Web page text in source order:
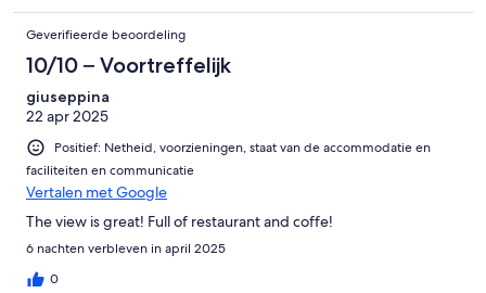
Geverifieerde beoordeling
10/10 – Voortreffelijk
giuseppina
22 apr 2025
Positief: Netheid, voorzieningen, staat van de accommodatie en
faciliteiten en communicatie
Vertalen met Google
The view is great! Full of restaurant and coffe!
6 nachten verbleven in april 2025
0